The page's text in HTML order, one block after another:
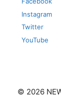
Instagram
Twitter
YouTube
© 2026